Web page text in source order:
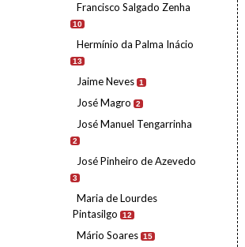
Francisco Salgado Zenha
10
Hermínio da Palma Inácio
13
Jaime Neves 1
José Magro 2
José Manuel Tengarrinha
2
José Pinheiro de Azevedo
3
Maria de Lourdes
Pintasilgo
12
Mário Soares 15